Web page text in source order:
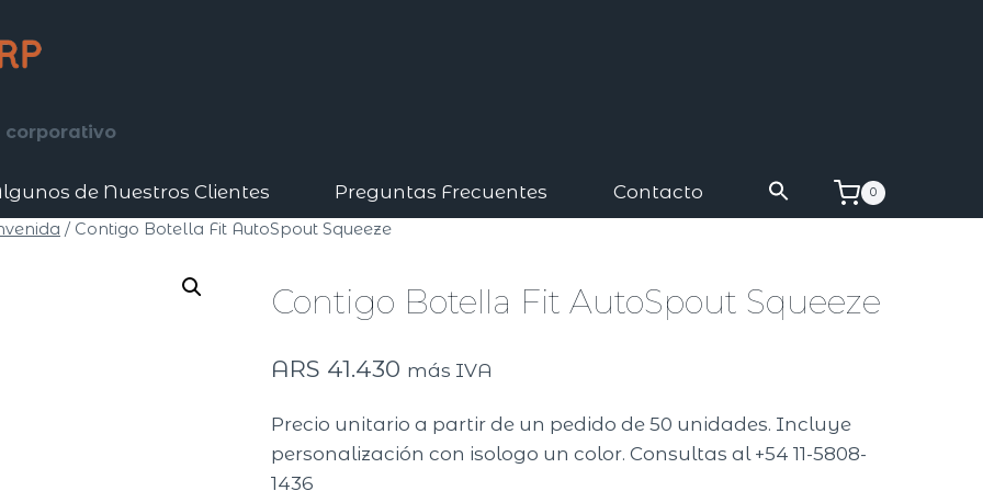
corporativo
de Nuestros Clientes Preguntas Frecuentes Contacto 0
/ Contigo Botella Fit AutoSpout Squeeze
Contigo Botella Fit AutoSpout Squeeze
ARS 41.430 más IVA
Precio unitario a partir de un pedido de 50 unidades. Incluye
personalización con isologo un color. Consultas al +54 11-5808-
1436